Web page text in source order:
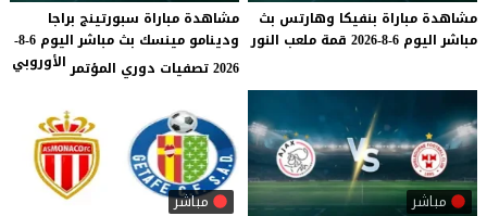
مشاهدة مباراة بنفيكا وهارتس بث
مباشر اليوم 6-8-2026 قمة ملعب النور
مشاهدة مباراة سبورتينج براجا
ودينامو مينسك بث مباشر اليوم 6-8-
2026 تصفيات دوري المؤتمر
الأوروبي
مباشر مباشر